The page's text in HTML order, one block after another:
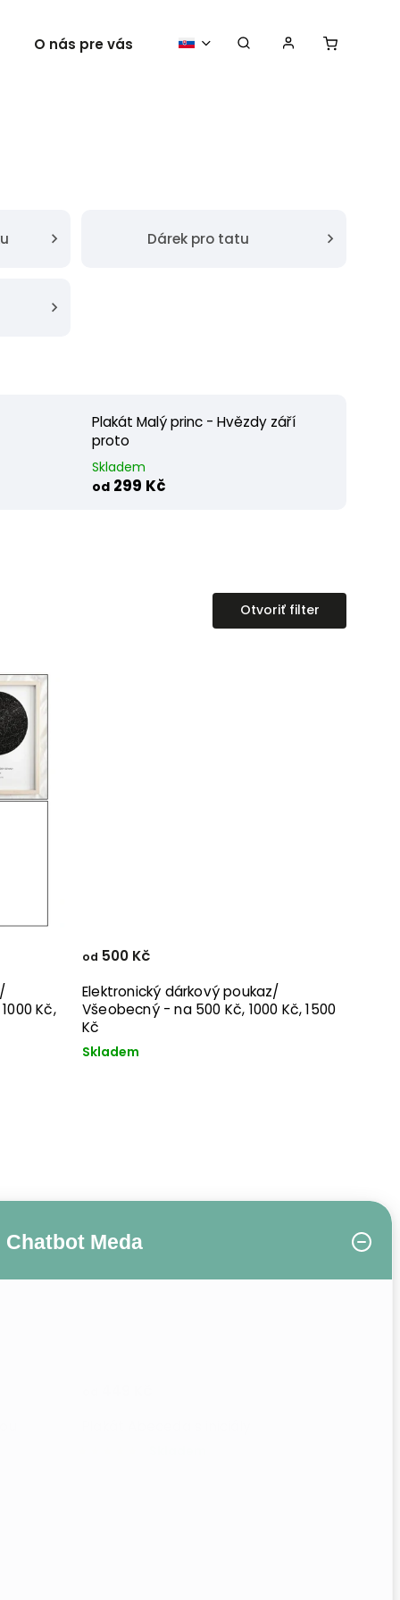
O nás pre vás Vaše plagáty
Dárek pro tatu
Plakát Malý princ - Hvězdy září
proto
Skladem
od 299 Kč
Otvoriť filter
Kč,
Elektronický dárkový poukaz/
Všeobecný - na 500 Kč, 1000 Kč, 1500
Kč
Skladem
od 500 Kč
Chatbot Meda